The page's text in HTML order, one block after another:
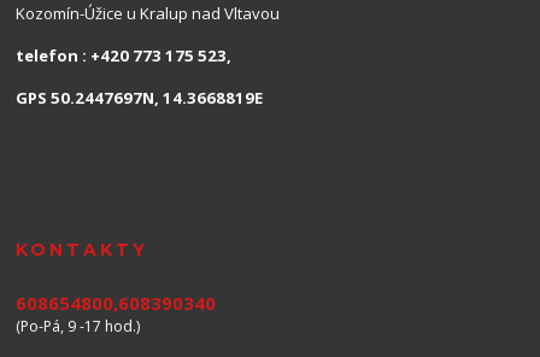
Kozomín-Úžice u Kralup nad Vltavou
telefon : +420 773 175 523,
GPS 50.2447697N, 14.3668819E
KONTAKTY
608654800,608390340
(Po-Pá, 9 -17 hod.)